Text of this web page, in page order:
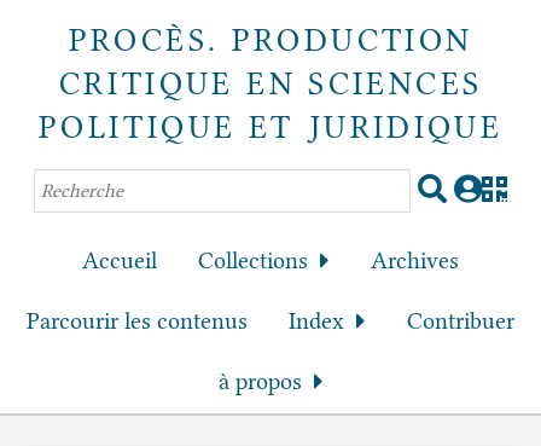
PROCÈS. PRODUCTION
CRITIQUE EN SCIENCES
POLITIQUE ET JURIDIQUE
Accueil Collections Archives
Parcourir les contenus Index Contribuer
à propos